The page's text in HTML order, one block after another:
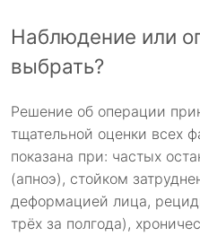
Наблюдение или
выбрать?
Решение об операции
тщательной оценки всех
показана при: частых
(апноэ), стойком
деформацией лица,
трёх за полгода),